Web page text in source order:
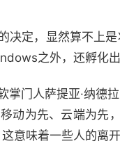
决定，显然算不上
之外，还孵化
门人萨提亚·纳德
动为先、云端为
意味着一些人的离